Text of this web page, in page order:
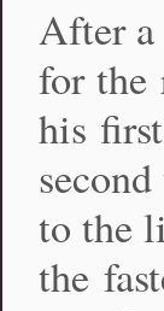
After a
for the
his
to the
the